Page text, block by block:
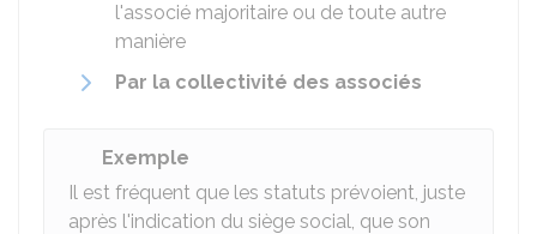
l'associé majoritaire ou de toute autre
manière
Par la collectivité des associés
Exemple
Il est fréquent que les statuts prévoient, juste
après l'indication du siège social, que son